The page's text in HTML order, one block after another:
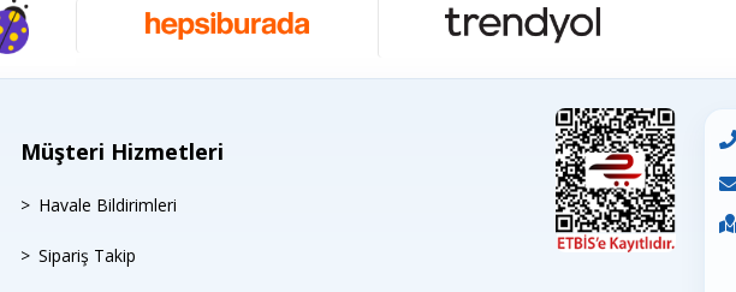
Müşteri Hizmetleri
Havale Bildirimleri
Sipariş Takip